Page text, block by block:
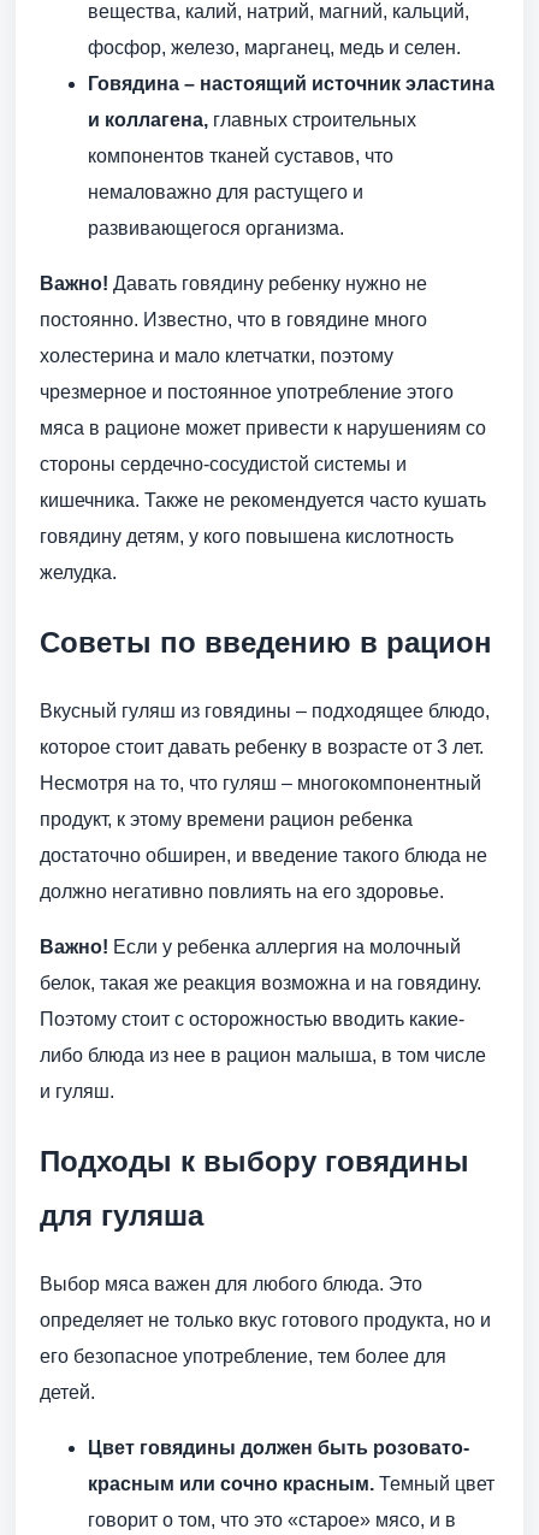
вещества, калий, натрий, магний, кальций,
фосфор, железо, марганец, медь и селен.
Говядина – настоящий источник эластина
и коллагена, главных строительных
компонентов тканей суставов, что
немаловажно для растущего и
развивающегося организма.
Важно! Давать говядину ребенку нужно не
постоянно. Известно, что в говядине много
холестерина и мало клетчатки, поэтому
чрезмерное и постоянное употребление этого
мяса в рационе может привести к нарушениям со
стороны сердечно-сосудистой системы и
кишечника. Также не рекомендуется часто кушать
говядину детям, у кого повышена кислотность
желудка.
Советы по введению в рацион
Вкусный гуляш из говядины – подходящее блюдо,
которое стоит давать ребенку в возрасте от 3 лет.
Несмотря на то, что гуляш – многокомпонентный
продукт, к этому времени рацион ребенка
достаточно обширен, и введение такого блюда не
должно негативно повлиять на его здоровье.
Важно! Если у ребенка аллергия на молочный
белок, такая же реакция возможна и на говядину.
Поэтому стоит с осторожностью вводить какие-
либо блюда из нее в рацион малыша, в том числе
и гуляш.
Подходы к выбору говядины
для гуляша
Выбор мяса важен для любого блюда. Это
определяет не только вкус готового продукта, но и
его безопасное употребление, тем более для
детей.
Цвет говядины должен быть розовато-
красным или сочно красным. Темный цвет
говорит о том, что это «старое» мясо, и в